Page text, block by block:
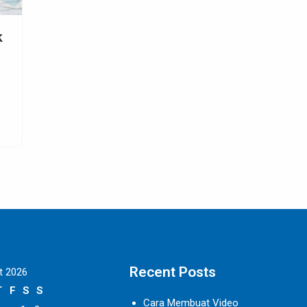
2026
F S
S
Recent Posts
Cara Membuat Video